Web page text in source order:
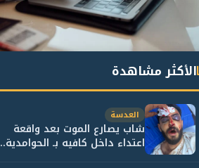
الأكثر مشاهدة
العدسة
شاب يصارع الموت بعد واقعة
اعتداء داخل كافيه بـ الحوامدية..
وأسرته...